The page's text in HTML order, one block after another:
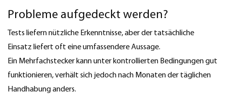
Probleme aufgedeckt werden?
Tests liefern nützliche Erkenntnisse, aber der tatsächliche
Einsatz liefert oft eine umfassendere Aussage.
Ein Mehrfachstecker kann unter kontrollierten Bedingungen gut
funktionieren, verhält sich jedoch nach Monaten der täglichen
Handhabung anders.